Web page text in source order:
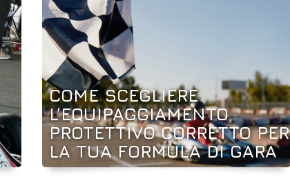
COME SCEGLIERE
L’EQUIPAGGIAMENTO
PROTETTIVO CORRETTO PER
LA TUA FORMULA DI GARA